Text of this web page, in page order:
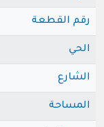
رقم القطعة
الحي
الشارع
المساحة